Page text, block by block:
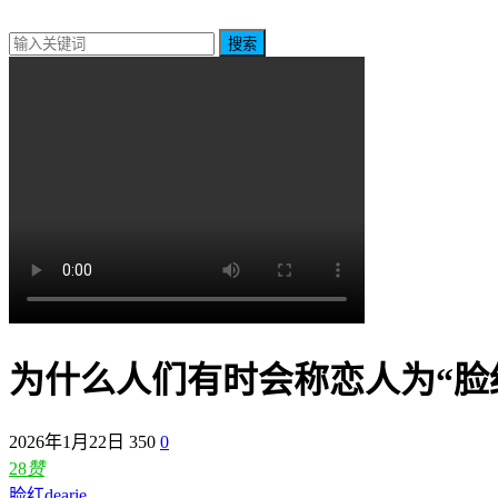
搜索
为什么人们有时会称恋人为“脸
2026年1月22日 350 0
28赞